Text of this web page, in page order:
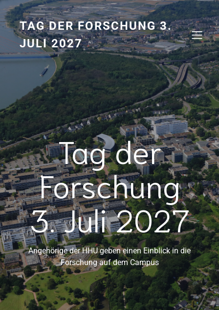
Zum
Inhalt
springenTAG DER FORSCHUNG 3.
JULI 2027
Tag der
Forschung
3. Juli 2027
Angehörige der HHU geben einen Einblick in die
Forschung auf dem Campus